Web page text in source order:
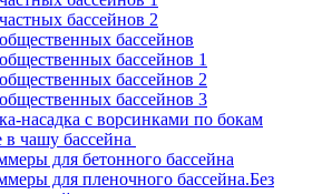
бассейнов 2
бассейнов
бассейнов 1
бассейнов 2
бассейнов 3
насадка с ворсинками по бокам
в чашу бассейна
для бетонного бассейна
для пленочного бассейна.Без